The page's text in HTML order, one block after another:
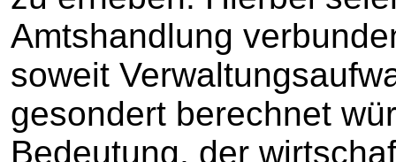
Amtshandlung
soweit
gesondert berechnet
Bedeutung, der